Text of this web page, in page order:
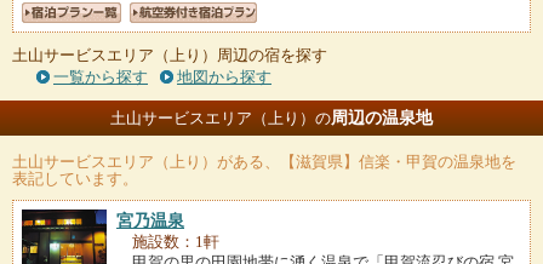
土山サービスエリア（上り）周辺の宿を探す
一覧から探す
地図から探す
土山サービスエリア（上り）の周辺の温泉地
土山サービスエリア（上り） がある、【滋賀県】信楽・甲賀の温泉地を
表記しています。
宮乃温泉
施設数：1軒